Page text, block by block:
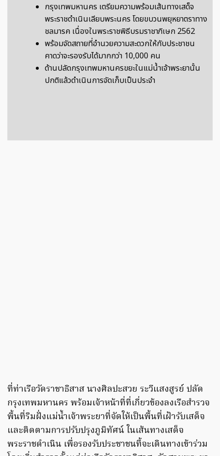
กรุงเทพมหานคร เตรียมความพร้อมเส้นทางเสด็จ
พระราชดำเนินเลียบพระนคร โดยขบวนพยุหยาตราทาง
ชลมารค เนื่องในพระราชพิธีบรมราชาภิเษก 2562
พร้อมจัดสถายที่อำนวยความสะดวกให้กับประชาชน
คาดว่าจะรองรับได้มากกว่า 10,000 คน
ด้านปลัดกรุงเทพมหานครขยะในแม่น้ำเจ้าพระยานั้น
ปกติแล้วดำเนินการจัดเก็บเป็นประจำ
ที่ท่าเรือวัดราชาธิสาส นางศิลปะสวย ระวีแสงสูรย์ ปลัด
กรุงเทพมหานคร พร้อมเจ้าหน้าที่ที่เกี่ยวข้องลงเรือสำรวจ
พื้นที่ริมฝั่งแม่น้ำเจ้าพระยาที่จัดให้เป็นพื้นที่เฝ้ารับเสด็จ
และติดตามการปรับปรุงภูมิทัศน์ ในเส้นทางเสด็จ
พระราชดำเนิน เพื่อรองรับประชาชนที้จะเดินทางเข้าร่วม